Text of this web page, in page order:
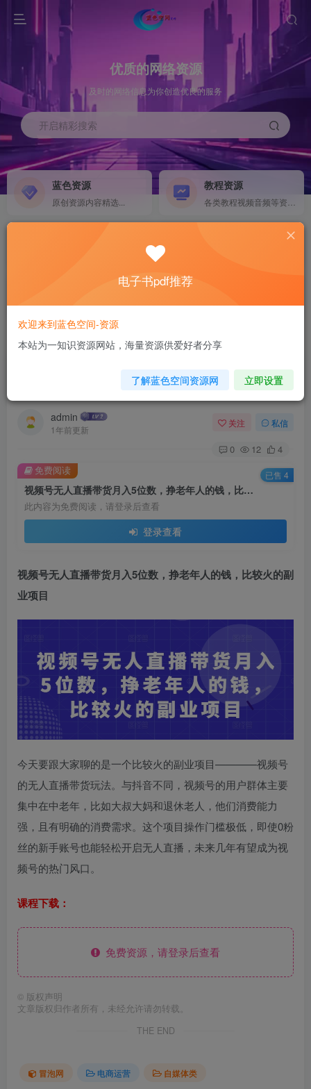
优质的网络资源
及时的网络信息为你创造优良的服务
开启精彩搜索
蓝色资源
原创资源内容精选...
教程资源
计算机 移动设备 软件下载....
电子书籍下载...
首页 电商运营 正文
视频号无人直播带货月入5位数，挣老年人的钱，
admin
1年前更新
关注 私信
0 12 4
视频号无人直播带货月入5位数，挣老年人的钱，比较火的副业项目
此内容为免费阅读，请登录后查看
登录查看
免费阅读 已售 4
视频号无人直播带货月入5位数，挣老年人的钱，比较火的副
业项目
今天要跟大家聊的是一个比较火的副业项目————视频号
的无人直播带货玩法。与抖音不同，视频号的用户群体主要
集中在中老年，比如大叔大妈和退休老人，他们消费能力
强，且有明确的消费需求。这个项目操作门槛极低，即使0粉
丝的新手账号也能轻松开启无人直播，未来几年有望成为视
频号的热门风口。
课程下载：
免费资源，请登录后查看
© 版权声明
文章版权归作者所有，未经允许请勿转载。
THE END
冒泡网 电商运营 自媒体类
电子书pdf推荐
欢迎来到蓝色空间-资源
本站为一知识资源网站，海量资源供爱好者分享
了解蓝色空间资源网 立即设置